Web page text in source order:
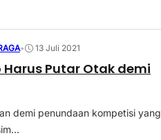
• 13 Juli 2021
Harus Putar Otak demi
demi penundaan kompetisi yang